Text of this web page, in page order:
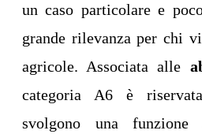
un caso particolare e
grande rilevanza per chi
agricole. Associata alle
categoria A6 è
svolgono una funzione